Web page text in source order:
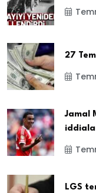
27
Jamal
LGS